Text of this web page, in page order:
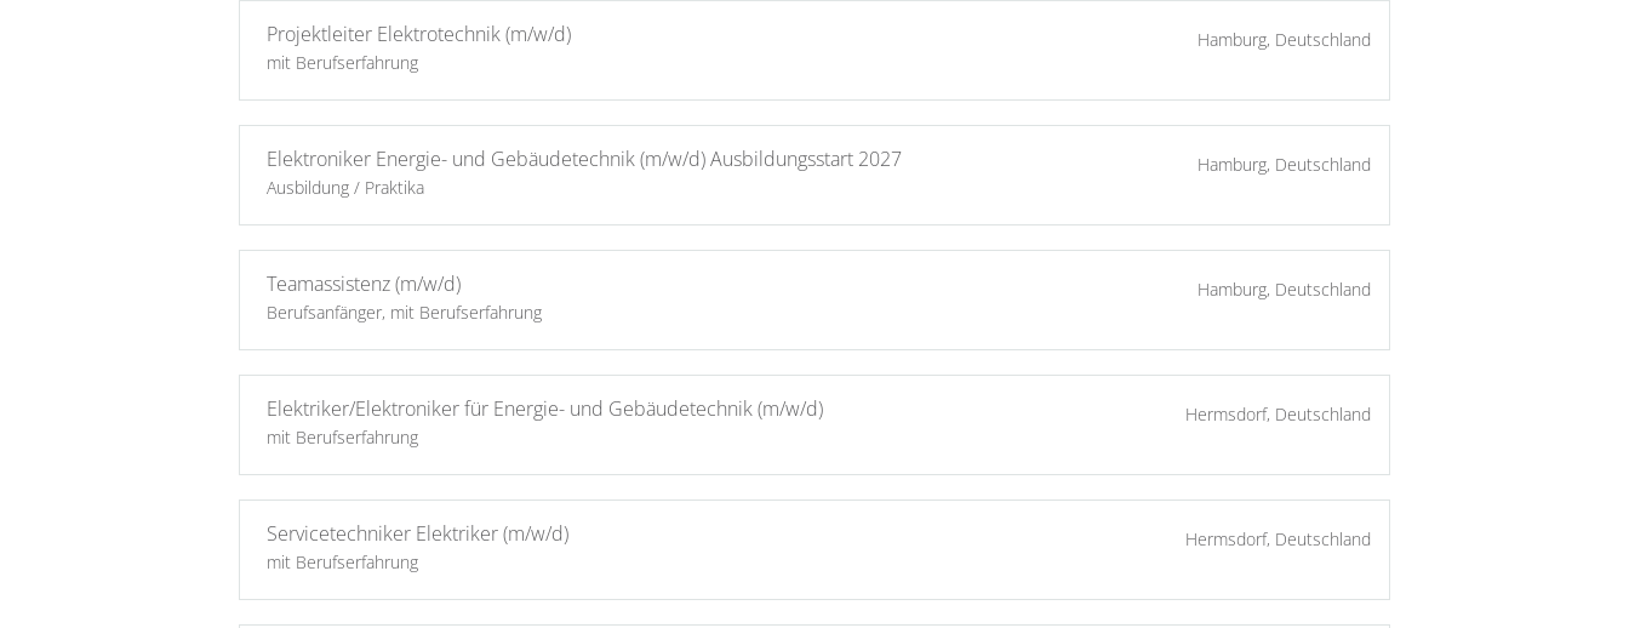
Projektleiter Elektrotechnik (m/w/d)
mit Berufserfahrung
Hamburg, Deutschland
Elektroniker Energie- und Gebäudetechnik (m/w/d) Ausbildungsstart 2027
Ausbildung / Praktika
Hamburg, Deutschland
Teamassistenz (m/w/d)
Berufsanfänger, mit Berufserfahrung
Hamburg, Deutschland
Elektriker/Elektroniker für Energie- und Gebäudetechnik (m/w/d)
mit Berufserfahrung
Hermsdorf, Deutschland
Servicetechniker Elektriker (m/w/d)
mit Berufserfahrung
Hermsdorf, Deutschland